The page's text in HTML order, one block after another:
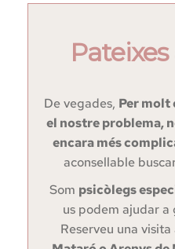
De vegades, Per molt
el nostre problema,
encara més
aconsellable
Som psicòlegs
us podem ajudar